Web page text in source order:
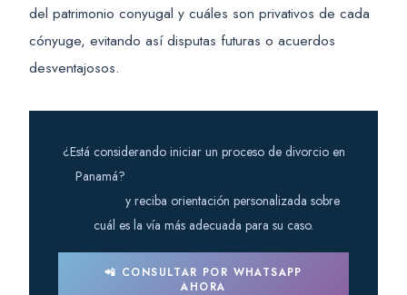
del patrimonio conyugal y cuáles son privativos de cada
cónyuge, evitando así disputas futuras o acuerdos
desventajosos.
¿Está considerando iniciar un proceso de divorcio en
Panamá?
y reciba orientación personalizada sobre
cuál es la vía más adecuada para su caso.
📲 CONSULTAR POR WHATSAPP
AHORA